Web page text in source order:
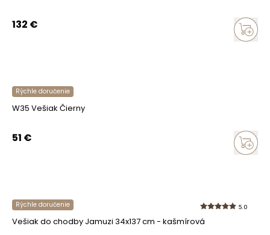
132 €
Rýchle doručenie
W35 Vešiak Čierny
51 €
Rýchle doručenie 5.0
Vešiak do chodby Jamuzi 34x137 cm - kašmírová